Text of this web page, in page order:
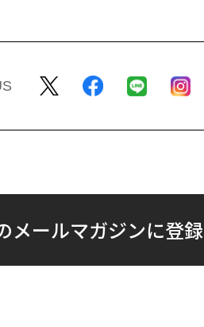
メールマガジンに登録